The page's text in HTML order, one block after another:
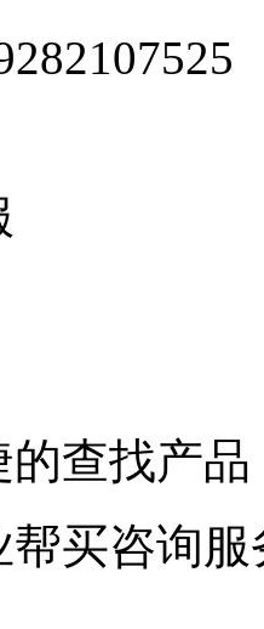
查找产品
帮买咨询服